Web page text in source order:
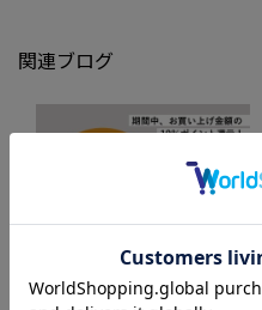
像をご参考下さい。
関連ブログ